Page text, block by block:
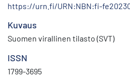
https://urn.fi/URN:NBN:fi-
Kuvaus
Suomen virallinen tilasto (SVT)
ISSN
1799-3695